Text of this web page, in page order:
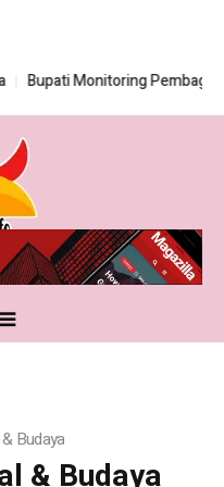
Pembagian Seragam
Budaya
& Budaya